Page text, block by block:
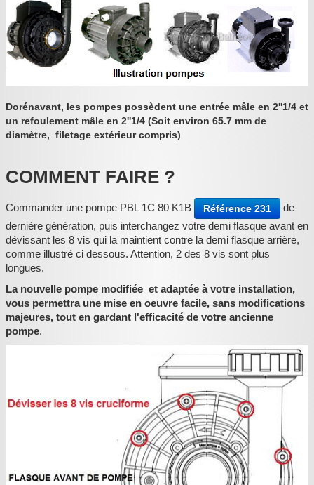
Contact
,
Dorénavant, les pompes possèdent une entrée mâle en 2''1/4 et
un refoulement mâle en 2''1/4 (Soit environ 65.7 mm de
diamètre, filetage extérieur compris)
COMMENT FAIRE ?
Commander une pompe PBL 1C 80 K1B Référence 231
de
dernière génération, puis interchangez votre demi flasque avant en
dévissant les 8 vis qui la maintient contre la demi flasque arrière,
comme illustré ci dessous. Attention, 2 des 8 vis sont plus
longues.
La nouvelle pompe modifiée et adaptée à votre installation,
vous permettra une mise en oeuvre facile, sans modifications
majeures, tout en gardant l'efficacité de votre ancienne
pompe.